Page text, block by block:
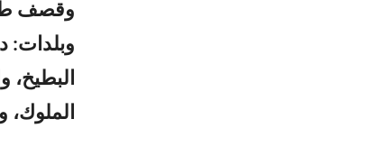
وقصف
وبلدات:
البطيخ،
الملوك،